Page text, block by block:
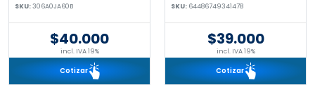
SKU:306A0JA60B
$40.000
incl. IVA 19%
Cotizar
SKU: 64486749341478
$39.000
incl. IVA 19%
Cotizar